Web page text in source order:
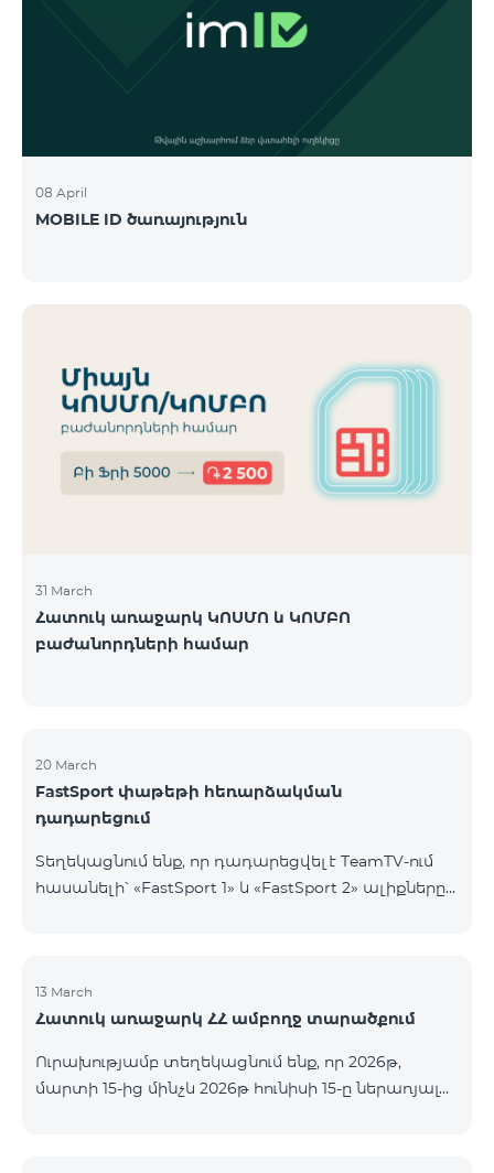
ՀԱԹ 09:00-20:00 09:00-17:00 Երևան Ազատություն
09:00-19:00 09:00-17:00 Երևան Կոմիտաս 1 09:00-
08 April
MOBILE ID ծառայություն
31 March
Հատուկ առաջարկ ԿՈՍՄՈ և ԿՈՄԲՈ
բաժանորդների համար
20 March
FastSport փաթեթի հեռարձակման
դադարեցում
Տեղեկացնում ենք, որ դադարեցվել է TeamTV-ում
հասանելի՝ «FastSport 1» և «FastSport 2» ալիքները
Հարցերի կամ լրացուցիչ տեղեկությունների
համար խնդրում ենք դիմել «Ֆասթ Մեդիա»
13 March
Հատուկ առաջարկ ՀՀ ամբողջ տարածքում
Ուրախությամբ տեղեկացնում ենք, որ 2026թ,
մարտի 15-ից մինչև 2026թ հունիսի 15-ը ներառյալ